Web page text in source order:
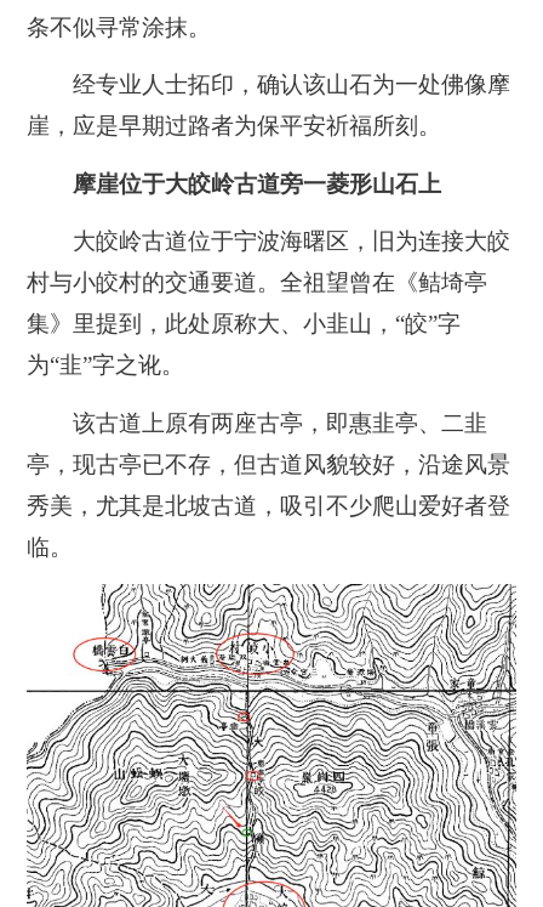
条不似寻常涂抹。
经专业人士拓印，确认该山石为一处佛像摩
崖，应是早期过路者为保平安祈福所刻。
摩崖位于大皎岭古道旁一菱形山石上
大皎岭古道位于宁波海曙区，旧为连接大皎
村与小皎村的交通要道。全祖望曾在《鲒埼亭
集》里提到，此处原称大、小韭山，“皎”字
为“韭”字之讹。
该古道上原有两座古亭，即惠韭亭、二韭
亭，现古亭已不存，但古道风貌较好，沿途风景
秀美，尤其是北坡古道，吸引不少爬山爱好者登
临。